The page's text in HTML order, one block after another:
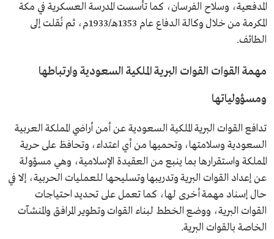
المدفعية، وسلاح الفرسان، كما تأسست المدرسة العسكرية في مكة
المكرمة من خلال وكالة الدفاع عام 1353هـ/1933م، ثم نُقلت إلى
الطائف.
مهمة القوات القوات البرية الملكية السعودية وارتباطها
ومسؤولياتها
تدافع القوات البرية الملكية السعودية عن أمن أراضي المملكة العربية
السعودية وسلامتها، وتحميها من أي اعتداء، وتحافظ على حرية
المملكة واستقرارها بما ينبع من العقيدة الإسلامية، وهي مسؤولة
عن إعداد القوات البرية وتدريبها وتسليحها للعمليات الحربية، إلا في
حال إسناد مهمة أخرى لها، كما تعمل على تحديد احتياجات
القوات البرية، ووضع الخطط لبناء القوات وتطوير المرافق والمنشآت
الخاصة بالقوات البرية.